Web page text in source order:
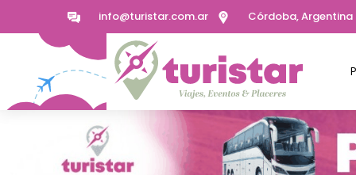
info@turistar.com.ar Córdoba, Argentina